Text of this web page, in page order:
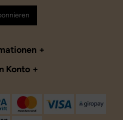
Konto